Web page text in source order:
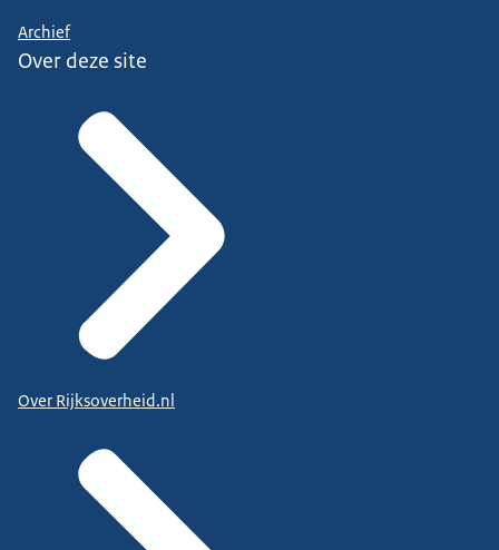
Archief
Over deze site
Over Rijksoverheid.nl